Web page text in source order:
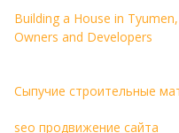
Building a House in
Owners and Developers
Сыпучие строительные
seo продвижение сайта